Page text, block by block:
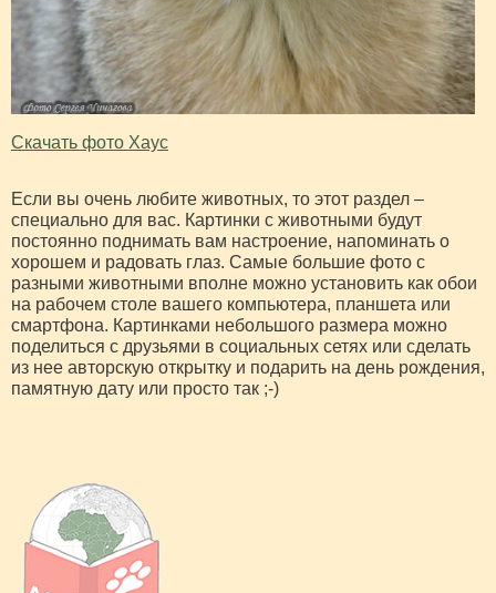
Скачать фото Хаус
Если вы очень любите животных, то этот раздел –
специально для вас. Картинки с животными будут
постоянно поднимать вам настроение, напоминать о
хорошем и радовать глаз. Самые большие фото с
разными животными вполне можно установить как обои
на рабочем столе вашего компьютера, планшета или
смартфона. Картинками небольшого размера можно
поделиться с друзьями в социальных сетях или сделать
из нее авторскую открытку и подарить на день рождения,
памятную дату или просто так ;-)